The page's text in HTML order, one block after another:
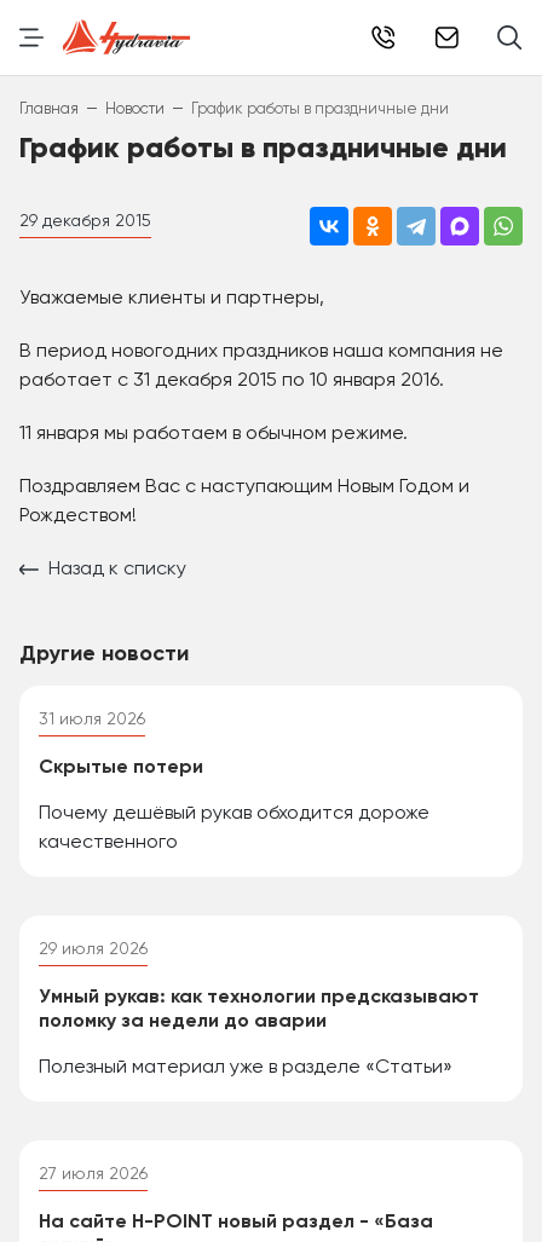
Главная – Новости – График работы в праздничные дни
График работы в праздничные дни
29 декабря 2015
Уважаемые клиенты и партнеры,
В период новогодних праздников наша компания не
работает с 31 декабря 2015 по 10 января 2016.
11 января мы работаем в обычном режиме.
Поздравляем Вас с наступающим Новым Годом и
Рождеством!
Назад к списку
Другие новости
31 июля 2026
Скрытые потери
Почему дешёвый рукав обходится дороже
качественного
29 июля 2026
Умный рукав: как технологии предсказывают
поломку за недели до аварии
Полезный материал уже в разделе «Статьи»
27 июля 2026
На сайте H-POINT новый раздел - «База